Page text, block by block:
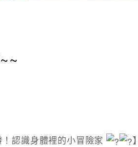
！認識身體裡的小冒險家 】